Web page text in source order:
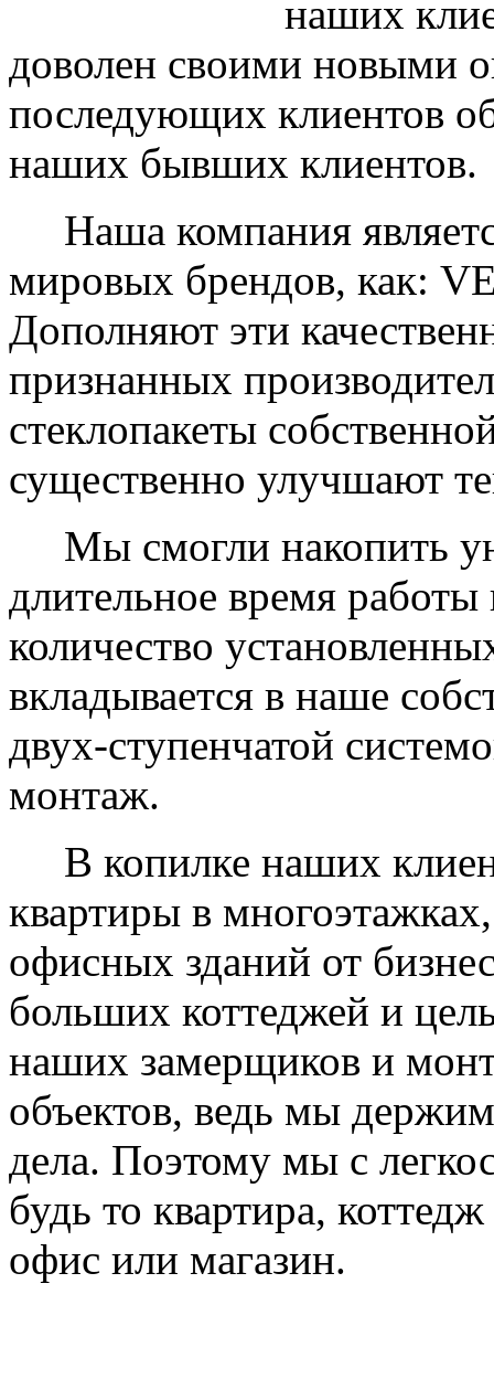
наших
доволен своими новыми
последующих клиентов
наших бывших клиентов.
Наша компания
мировых брендов, как:
Дополняют эти
признанных
стеклопакеты
существенно улучшают
Мы смогли накопить
длительное время
количество
вкладывается в наше
двух-ступенчатой
монтаж.
В копилке наших
квартиры в
офисных зданий от
больших коттеджей и
наших замерщиков и
объектов, ведь мы
дела. Поэтому мы с
будь то квартира,
офис или магазин.